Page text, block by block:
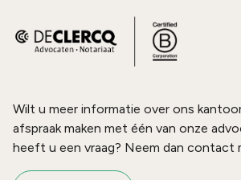
Wilt u meer informatie over ons
afspraak maken met één van onze
heeft u een vraag? Neem dan contact